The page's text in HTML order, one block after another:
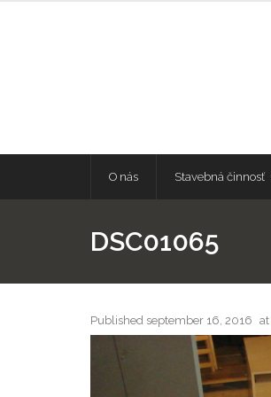
O nás Stavebná činnosť
DSC01065
Published september 16, 2016 at